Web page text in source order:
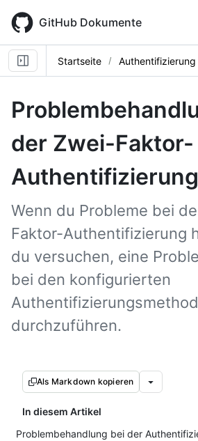
main
content
GitHub Dokumente
Startseite Authentifizierung
der Zwei-Faktor-
Authentifizierung
Wenn du Probleme bei
Faktor-Authentifizierung
du versuchen, eine
bei den konfigurierten
durchzuführen.
Als Markdown kopieren
In diesem Artikel
Problembehandlung bei der